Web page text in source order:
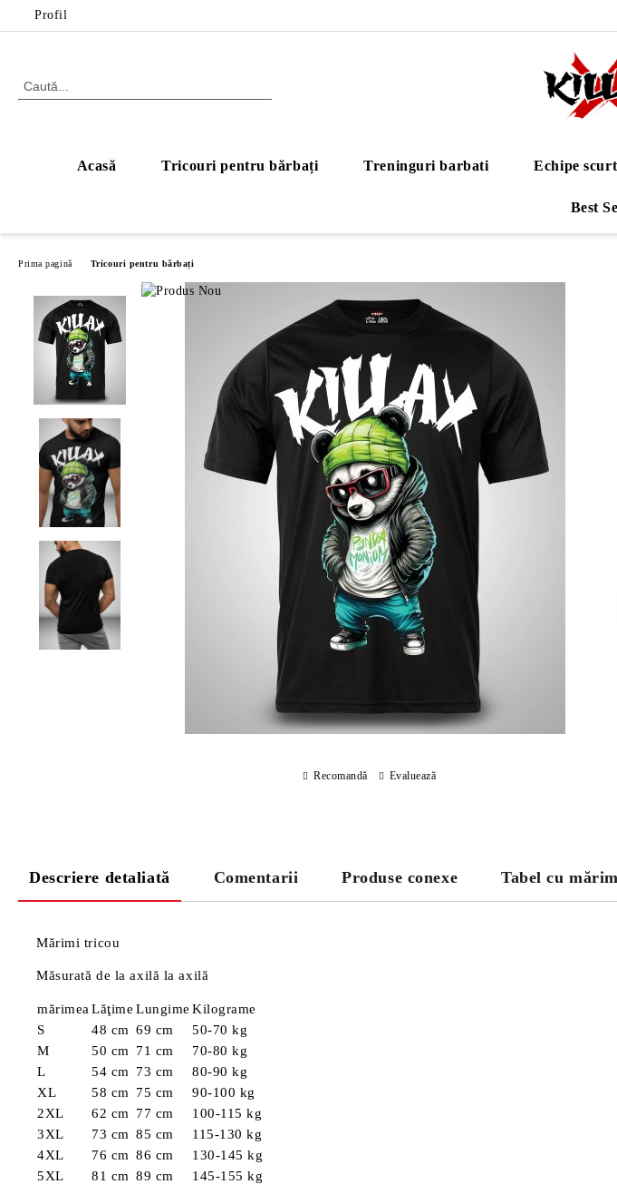
Profil
Acasă Tricouri pentru bărbați Treninguri barbati Echipe
Best
Prima pagină Tricouri pentru bărbați
Recomandă Evaluează
Descriere detaliată Comentarii Produse conexe Tabel cu
Mărimi tricou
Măsurată de la axilă la axilă
mărimea Lăţime Lungime Kilograme
S
48 cm 69 cm
50-70 kg
M
50 cm 71 cm
70-80 kg
L
54 cm 73 cm
80-90 kg
XL
58 cm 75 cm
90-100 kg
2XL
62 cm 77 cm
100-115 kg
3XL
73 cm 85 cm
115-130 kg
4XL
76 cm 86 cm
130-145 kg
5XL
81 cm 89 cm 145-155 kg